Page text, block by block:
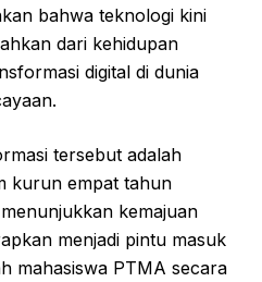
bahwa teknologi kini
dari kehidupan
digital di dunia
tersebut adalah
kurun empat tahun
kemajuan
menjadi pintu masuk
mahasiswa PTMA secara